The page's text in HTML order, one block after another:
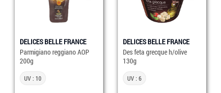
DELICES BELLE FRANCE
Parmigiano reggiano AOP
200g
UV : 10
DELICES BELLE FRANCE
Des feta grecque h/olive
130g
UV : 6